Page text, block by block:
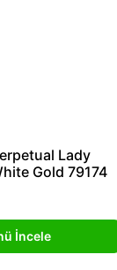
Lady
Gold 79174
İncele